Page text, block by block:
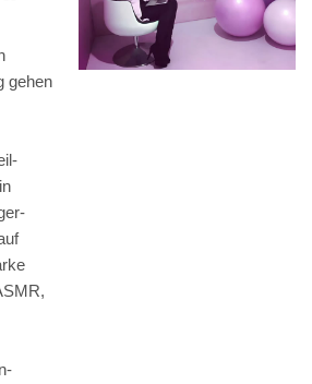
gehen